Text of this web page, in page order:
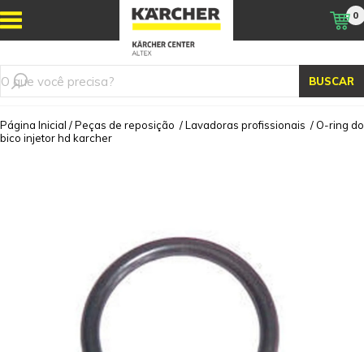
BUSCAR
0
Página Inicial /Peças de reposição /Lavadoras profissionais / O-ring do
bico injetor hd karcher